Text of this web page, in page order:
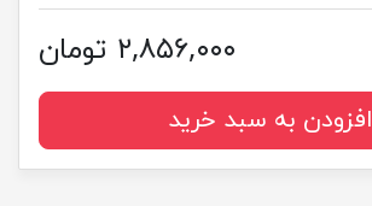
۲,۸۵۶,۰۰۰ تومان
افزودن به سبد خرید